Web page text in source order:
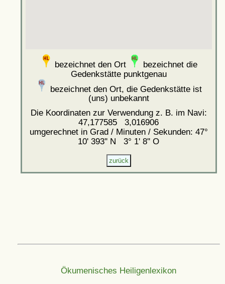
bezeichnet den Ort
bezeichnet die
Gedenkstätte punktgenau
bezeichnet den Ort, die Gedenkstätte ist
(uns) unbekannt
Die Koordinaten zur Verwendung z. B. im Navi:
47,177585 3,016906
umgerechnet in Grad / Minuten / Sekunden: 47°
10' 393'' N 3° 1' 8'' O
Ökumenisches Heiligenlexikon